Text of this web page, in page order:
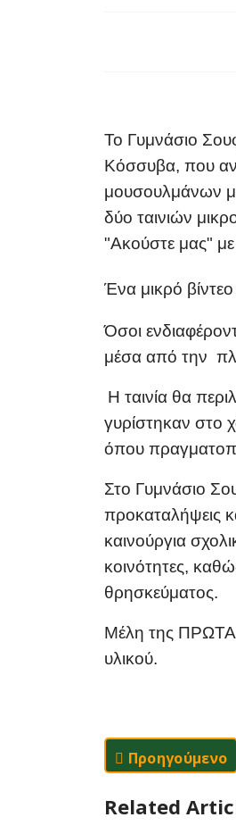
Το Γυμνάσιο
Κόσσυβα, που
μουσουλμάνων
δύο ταινιών
"Ακούστε μας"
Ένα μικρό βίντεο
Όσοι
μέσα από την
Η ταινία θα
γυρίστηκαν στο
όπου
Στο Γυμνάσιο
προκαταλήψεις
καινούργια
κοινότητες,
θρησκεύματος.
Μέλη της
υλικού.
Προηγούμενο
Προηγούμενο
Related